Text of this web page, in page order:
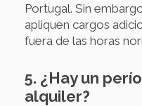
Portugal. Sin
apliquen cargos
fuera de las horas
5. ¿Hay un
alquiler?